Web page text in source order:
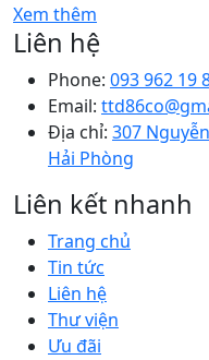
Xem thêm
Liên hệ
Phone: 093 962 19
Email:
Địa chỉ: 307
Hải Phòng
Liên kết nhanh
Trang chủ
Tin tức
Liên hệ
Thư viện
Ưu đãi